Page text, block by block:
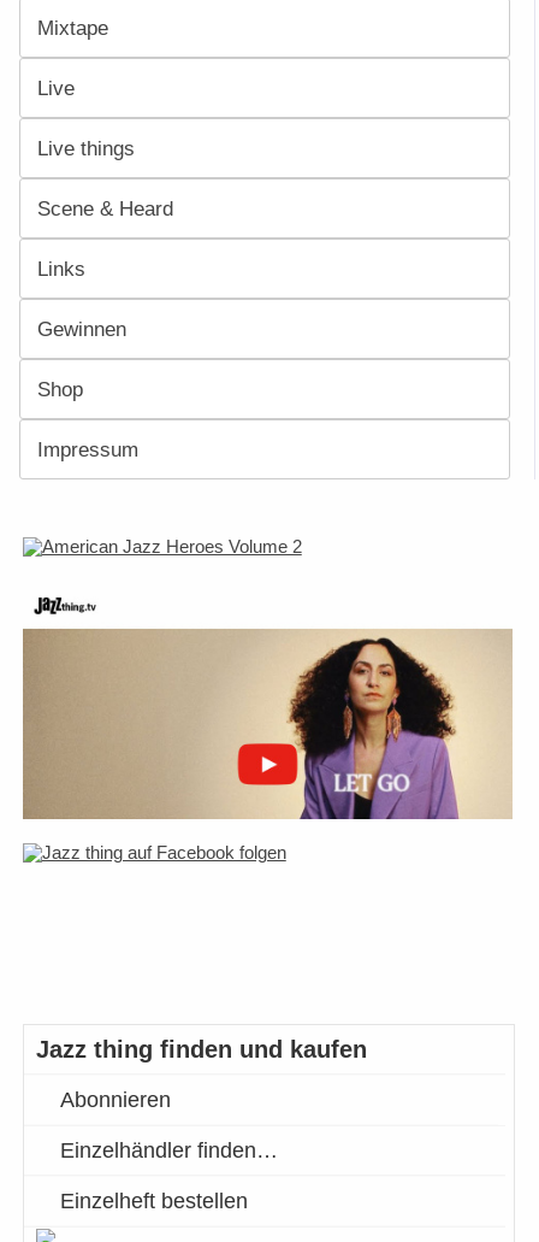
Mixtape
Live
Live things
Scene & Heard
Links
Gewinnen
Shop
Impressum
Jazz thing finden und kaufen
Abonnieren
Einzelhändler finden…
Einzelheft bestellen